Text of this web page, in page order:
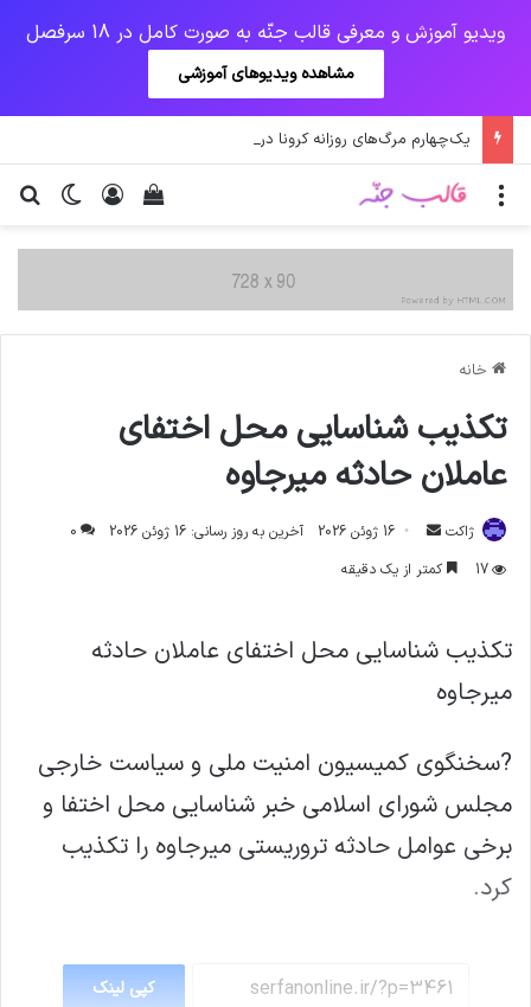
ویدیو آموزش و معرفی قالب جنّه به صورت کامل در 18 سرفصل
مشاهده ویدیوهای آموزشی
تغییر ورود
دیدن سبد خرید منو
خانه
تکذیب شناسایی محل اختفای
عاملان حادثه میرجاوه
ژاکت
ارسال
ایمیل
16 ژوئن 2026 آخرین به روز رسانی: 16 ژوئن 2026
0
17
کمتر از یک دقیقه
تکذیب شناسایی محل اختفای عاملان حادثه
میرجاوه
?سخنگوی کمیسیون امنیت ملی و سیاست خارجی
مجلس شورای اسلامی خبر شناسایی محل اختفا و
برخی عوامل حادثه تروریستی میرجاوه را تکذیب
کرد.
کپی لینک